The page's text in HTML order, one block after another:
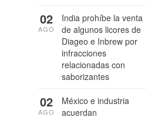
India prohíbe la venta
de algunos licores de
Diageo e Inbrew por
infracciones
relacionadas con
saborizantes
02
AGO
México e industria
acuerdan
02
AGO